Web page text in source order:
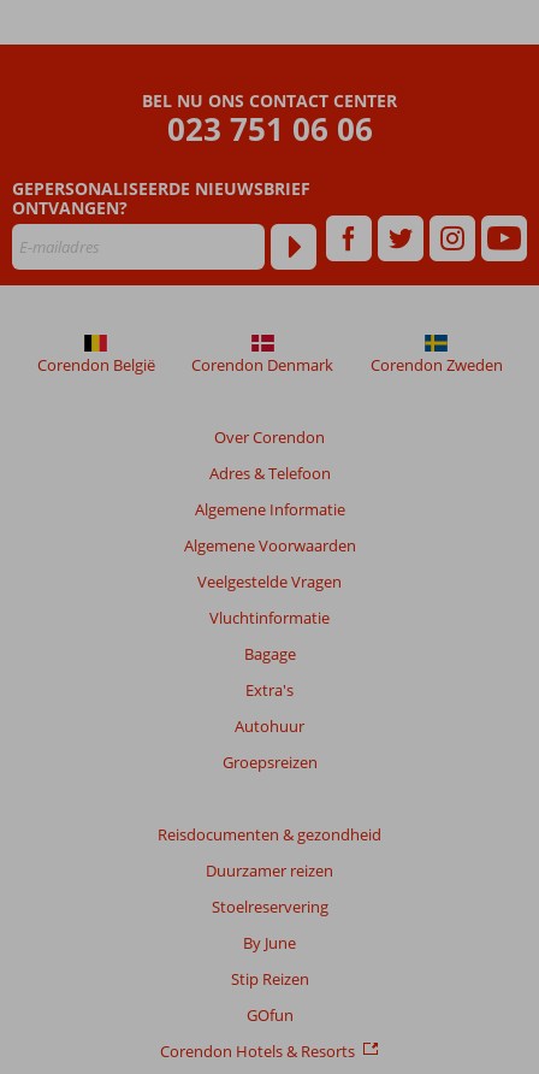
BEL NU ONS CONTACT CENTER
023 751 06 06
GEPERSONALISEERDE NIEUWSBRIEF
ONTVANGEN?
Over Corendon
Adres & Telefoon
Algemene Informatie
Algemene Voorwaarden
Veelgestelde Vragen
Vluchtinformatie
Bagage
Extra's
Autohuur
Groepsreizen
Reisdocumenten & gezondheid
Duurzamer reizen
Stoelreservering
By June
Stip Reizen
GOfun
Corendon Hotels & Resorts
Corendon België Corendon Denmark Corendon Zweden